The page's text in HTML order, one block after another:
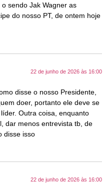
sendo Jak Wagner as
do nosso PT, de ontem hoje
22 de junho de 2026 às 16:00
disse o nosso Presidente,
doer, portanto ele deve se
Outra coisa, enquanto
dar menos entrevista tb, de
disse isso
22 de junho de 2026 às 16:00